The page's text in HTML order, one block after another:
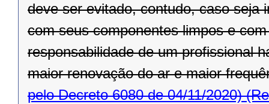
deve ser evitado, contudo, caso seja
com seus componentes limpos e
responsabilidade de um profissional
maior renovação do ar e maior
pelo Decreto 6080 de 04/11/2020)